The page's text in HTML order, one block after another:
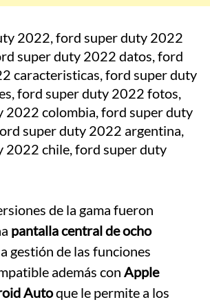
de la gama fueron
pantalla central de ocho
gestión de las funciones
además con Apple
Autoque le permite a los